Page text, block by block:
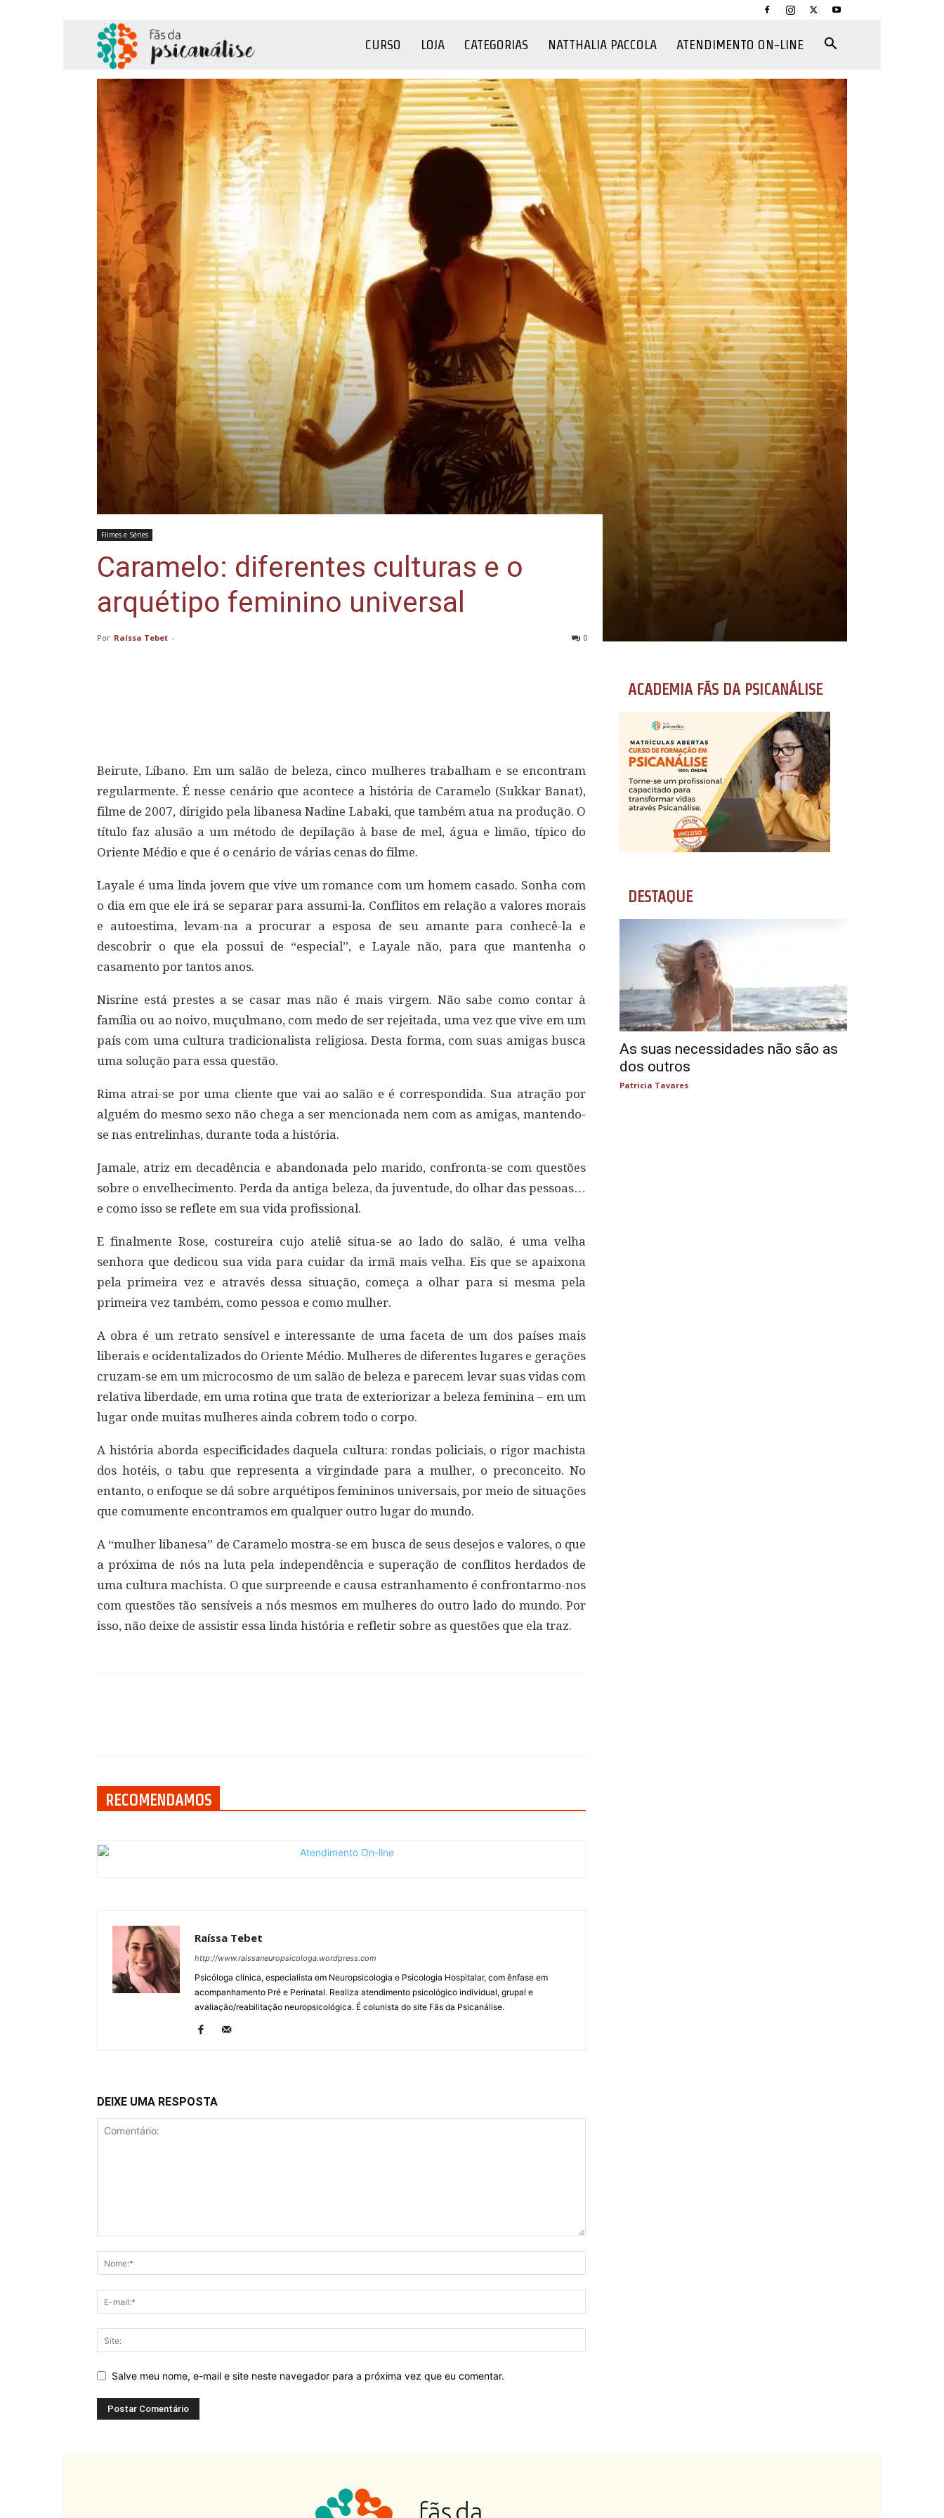
da
Psicanálise
CURSO LOJA CATEGORIAS NATTHALIA PACCOLA ATENDIMENTO ON-LINE
Filmes e Séries
Caramelo: diferentes culturas e o
arquétipo feminino universal
Por Raíssa Tebet - 0
Beirute, Líbano. Em um salão de beleza, cinco mulheres trabalham e se encontram
regularmente. É nesse cenário que acontece a história de Caramelo (Sukkar Banat),
filme de 2007, dirigido pela libanesa Nadine Labaki, que também atua na produção. O
título faz alusão a um método de depilação à base de mel, água e limão, típico do
Oriente Médio e que é o cenário de várias cenas do filme.
Layale é uma linda jovem que vive um romance com um homem casado. Sonha com
o dia em que ele irá se separar para assumi-la. Conflitos em relação a valores morais
e autoestima, levam-na a procurar a esposa de seu amante para conhecê-la e
descobrir o que ela possui de “especial”, e Layale não, para que mantenha o
casamento por tantos anos.
Nisrine está prestes a se casar mas não é mais virgem. Não sabe como contar à
família ou ao noivo, muçulmano, com medo de ser rejeitada, uma vez que vive em um
país com uma cultura tradicionalista religiosa. Desta forma, com suas amigas busca
uma solução para essa questão.
Rima atrai-se por uma cliente que vai ao salão e é correspondida. Sua atração por
alguém do mesmo sexo não chega a ser mencionada nem com as amigas, mantendo-
se nas entrelinhas, durante toda a história.
Jamale, atriz em decadência e abandonada pelo marido, confronta-se com questões
sobre o envelhecimento. Perda da antiga beleza, da juventude, do olhar das pessoas…
e como isso se reflete em sua vida profissional.
E finalmente Rose, costureira cujo ateliê situa-se ao lado do salão, é uma velha
senhora que dedicou sua vida para cuidar da irmã mais velha. Eis que se apaixona
pela primeira vez e através dessa situação, começa a olhar para si mesma pela
primeira vez também, como pessoa e como mulher.
A obra é um retrato sensível e interessante de uma faceta de um dos países mais
liberais e ocidentalizados do Oriente Médio. Mulheres de diferentes lugares e gerações
cruzam-se em um microcosmo de um salão de beleza e parecem levar suas vidas com
relativa liberdade, em uma rotina que trata de exteriorizar a beleza feminina – em um
lugar onde muitas mulheres ainda cobrem todo o corpo.
A história aborda especificidades daquela cultura: rondas policiais, o rigor machista
dos hotéis, o tabu que representa a virgindade para a mulher, o preconceito. No
entanto, o enfoque se dá sobre arquétipos femininos universais, por meio de situações
que comumente encontramos em qualquer outro lugar do mundo.
A “mulher libanesa” de Caramelo mostra-se em busca de seus desejos e valores, o que
a próxima de nós na luta pela independência e superação de conflitos herdados de
uma cultura machista. O que surpreende e causa estranhamento é confrontarmo-nos
com questões tão sensíveis a nós mesmos em mulheres do outro lado do mundo. Por
isso, não deixe de assistir essa linda história e refletir sobre as questões que ela traz.
RECOMENDAMOS
Raíssa Tebet
http://www.raissaneuropsicologa.wordpress.com
Psicóloga clínica, especialista em Neuropsicologia e Psicologia Hospitalar, com ênfase em
acompanhamento Pré e Perinatal. Realiza atendimento psicológico individual, grupal e
avaliação/reabilitação neuropsicológica. É colunista do site Fãs da Psicanálise.
DEIXE UMA RESPOSTA
Salve meu nome, e-mail e site neste navegador para a próxima vez que eu comentar.
ACADEMIA FÃS DA PSICANÁLISE
DESTAQUE
As suas necessidades não são as
dos outros
Patricia Tavares